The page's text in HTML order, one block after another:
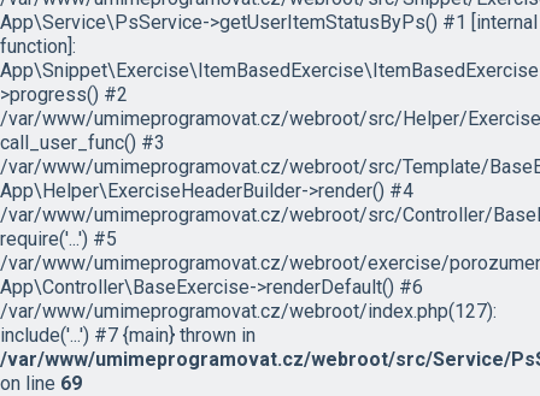
App\Service\PsService->getUserItemStatusByPs() #1 [internal
function]:
>progress() #2
/var/www/umimeprogramovat.cz/webroot/src/Helper/
call_user_func() #3
/var/www/umimeprogramovat.cz/webroot/src/Template/
App\Helper\ExerciseHeaderBuilder->render() #4
/var/www/umimeprogramovat.cz/webroot/src/Controller/
require('...') #5
/var/www/umimeprogramovat.cz/webroot/exercise/
App\Controller\BaseExercise->renderDefault() #6
/var/www/umimeprogramovat.cz/webroot/index.php(127):
include('...') #7 {main} thrown in
/var/www/umimeprogramovat.cz/webroot/src/Service/
on line 69